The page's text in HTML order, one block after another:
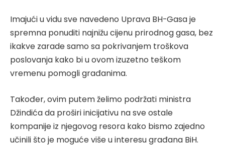
Imajući u vidu sve navedeno Uprava BH-Gasa je
spremna ponuditi najnižu cijenu prirodnog gasa, bez
ikakve zarade samo sa pokrivanjem troškova
poslovanja kako bi u ovom izuzetno teškom
vremenu pomogli građanima.
Također, ovim putem želimo podržati ministra
Džindića da proširi inicijativu na sve ostale
kompanije iz njegovog resora kako bismo zajedno
učinili što je moguće više u interesu građana BiH.